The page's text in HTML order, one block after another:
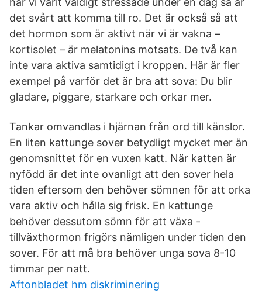
det svårt att komma till ro. Det är också så att
det hormon som är aktivt när vi är vakna –
kortisolet – är melatonins motsats. De två kan
inte vara aktiva samtidigt i kroppen. Här är fler
exempel på varför det är bra att sova: Du blir
gladare, piggare, starkare och orkar mer.
Tankar omvandlas i hjärnan från ord till känslor.
En liten kattunge sover betydligt mycket mer än
genomsnittet för en vuxen katt. När katten är
nyfödd är det inte ovanligt att den sover hela
tiden eftersom den behöver sömnen för att orka
vara aktiv och hålla sig frisk. En kattunge
behöver dessutom sömn för att växa -
tillväxthormon frigörs nämligen under tiden den
sover. För att må bra behöver unga sova 8-10
timmar per natt.
Aftonbladet hm diskriminering